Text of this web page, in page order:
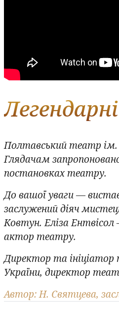
Полтавський театр ім.
Глядачам
постановках театру.
До вашої уваги —
заслужений діяч
Ковтун. Еліза
актор театру.
Директор та ініціатор
України, директор
Автор: Н. Святцева,